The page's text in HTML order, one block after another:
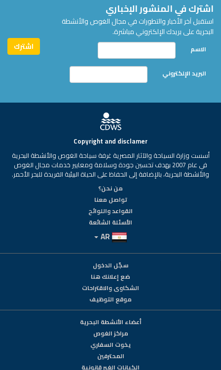
اشترك في المنشور الإخباري
استقبل آخر الأخبار والتطورات في مجال الغوص والأنشطة
البحرية على بريدك الإلكتروني مباشرة.
الاسم
البريد الإلكتروني
Copyright and disclamer
أسست وزارة السياحة والآثار المصرية غرفة سياحة الغوص والأنشطة البحرية
في عام 2007 بهدف تحسين جودة وسلامة ومعايير خدمات مجال الغوص
والأنشطة البحرية، بالإضافة إلى الحفاظ على الحياة البيئية الفريدة للبحر الأحمر.
من نحن؟
تواصل معنا
القواعد واللوائح
الأسئلة الشائعة
سجّل الدخول
ضع إعلانك هنا
الشكاوى والاقتراحات
موقع التوظيف
أعضاء الأنشطة البحرية
مراكز الغوص
يخوت السفاري
المحترفين
الكيانات الغير قانونية